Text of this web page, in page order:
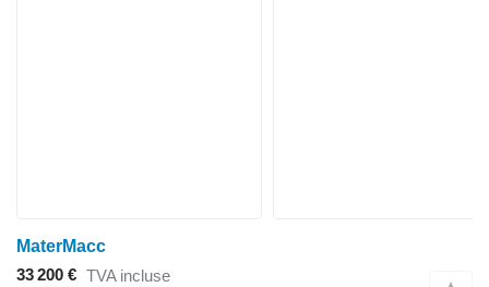
MaterMacc
33 200 € TVA incluse